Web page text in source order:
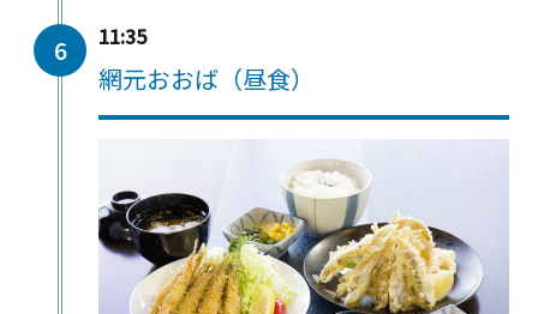
6 11:35
網元おおば（昼食）